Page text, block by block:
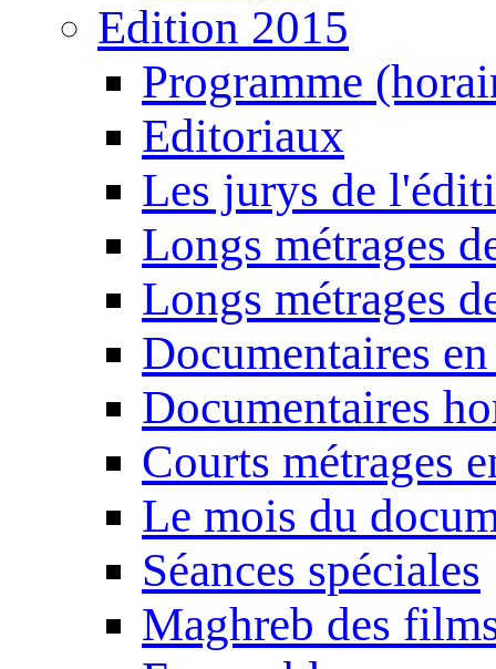
Edition 2015
Programme
Editoriaux
Les jurys de
Longs métrages
Longs métrages
Documentaires
Documentaires
Courts métrages
Le mois du
Séances spéciales
Maghreb des